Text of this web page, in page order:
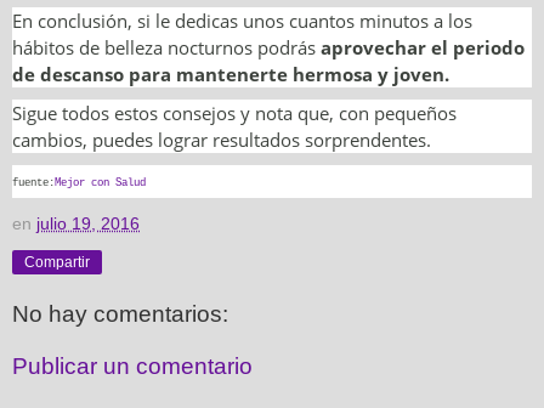
En conclusión, si le dedicas unos cuantos minutos a los
hábitos de belleza nocturnos podrás aprovechar el periodo
de descanso para mantenerte hermosa y joven.
Sigue todos estos consejos y nota que, con pequeños
cambios, puedes lograr resultados sorprendentes.
fuente: Mejor con Salud
en julio 19, 2016
Compartir
No hay comentarios:
Publicar un comentario